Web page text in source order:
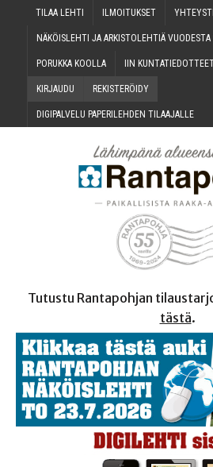
TILAA LEH­TI ILMOI­TUK­SET
NÄKÖIS­LEH­TI JA ARKIS­TO­LEH­TIÄ
PORUK­KA KOOLLA IIN
KIR­JAU­DU REKIS­TE­RÖI­DY
DIGI­PAL­VE­LU PAPE­RI­LEH­DEN TILAAJALLE
Tutustu Rantapohjan
tästä.